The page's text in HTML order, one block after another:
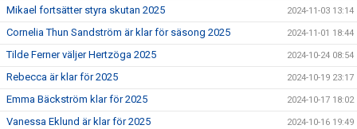
Mikael fortsätter styra skutan 2025 2024-11-03 13:14
Cornelia Thun Sandström är klar för säsong 2025 2024-11-01 18:44
Tilde Ferner väljer Hertzöga 2025 2024-10-24 08:54
Rebecca är klar för 2025 2024-10-19 23:17
Emma Bäckström klar för 2025 2024-10-17 18:02
Vanessa Eklund är klar för 2025 2024-10-16 19:49